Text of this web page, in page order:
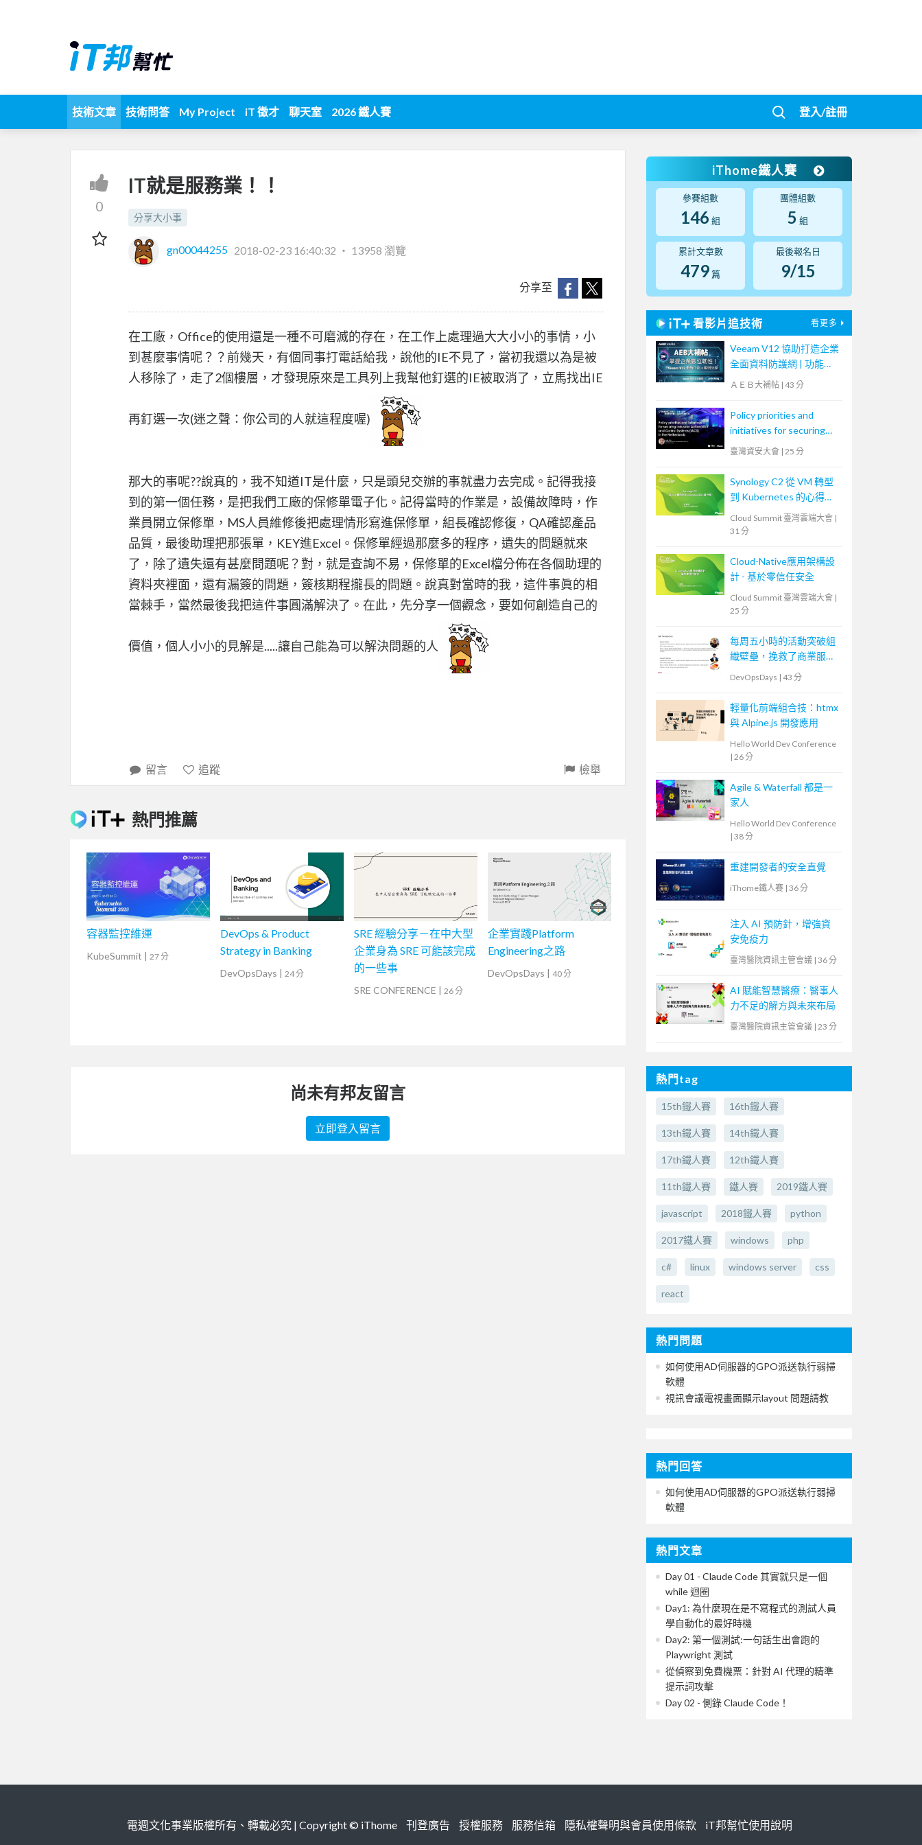
技術文章 技術問答 My Project iT 徵才 聊天室 2026 鐵人賽 登入/註冊
0
IT就是服務業！！
分享大小事
gn00044255 2018-02-23 16:40:32 ‧ 13958 瀏覽
分享至
在工廠，Office的使用還是一種不可磨滅的存在，在工作上處理過大大小小的事情，小
到甚麼事情呢？？前幾天，有個同事打電話給我，說他的IE不見了，當初我還以為是被
人移除了，走了2個樓層，才發現原來是工具列上我幫他釘選的IE被取消了，立馬找出IE
再釘選一次(迷之聲：你公司的人就這程度喔)
那大的事呢??說真的，我不知道IT是什麼，只是頭兒交辦的事就盡力去完成。記得我接
到的第一個任務，是把我們工廠的保修單電子化。記得當時的作業是，設備故障時，作
業員開立保修單，MS人員維修後把處理情形寫進保修單，組長確認修復，QA確認產品
品質，最後助理把那張單，KEY進Excel。保修單經過那麼多的程序，遺失的問題就來
了，除了遺失還有甚麼問題呢？對，就是查詢不易，保修單的Excel檔分佈在各個助理的
資料夾裡面，還有漏簽的問題，簽核期程攏長的問題。說真對當時的我，這件事眞的相
當棘手，當然最後我把這件事圓滿解決了。在此，先分享一個觀念，要如何創造自己的
價值，個人小小的見解是.....讓自己能為可以解決問題的人
留言 追蹤 檢舉
熱門推薦
容器監控維運
KubeSummit | 27 分
DevOps & Product
Strategy in Banking
DevOpsDays | 24 分
SRE 經驗分享－在中大型
企業身為 SRE 可能該完成
的一些事
SRE CONFERENCE | 26 分
企業實踐Platform
Engineering之路
DevOpsDays | 40 分
尚未有邦友留言
立即登入留言
iThome鐵人賽
參賽組數
146 組
團體組數
5 組
累計文章數
479 篇
最後報名日
9/15
看影片追技術 看更多
Veeam V12 協助打造企業
全面資料防護網 | 功能更
新 + 案例分享【宏碁資訊
ＡＥＢ大補帖 | 43 分
Policy priorities and
initiatives for securing
Industrial Automation
Netherlands
臺灣資安大會 | 25 分
Synology C2 從 VM 轉型
到 Kubernetes 的心得分
Cloud Summit 臺灣雲端大會 |
31 分
Cloud-Native應用架構設
計 - 基於零信任安全
Cloud Summit 臺灣雲端大會 |
25 分
每周五小時的活動突破組
織壁壘，挽救了商業服務
DevOpsDays | 43 分
輕量化前端組合技：htmx
與 Alpine.js 開發應用
Hello World Dev Conference
| 26 分
Agile & Waterfall 都是一
家人
Hello World Dev Conference
| 38 分
重建開發者的安全直覺
iThome鐵人賽 | 36 分
注入 AI 預防針，增強資
安免疫力
臺灣醫院資訊主管會議 | 36 分
AI 賦能智慧醫療：醫事人
力不足的解方與未來布局
臺灣醫院資訊主管會議 | 23 分
熱門tag
15th鐵人賽 16th鐵人賽
13th鐵人賽 14th鐵人賽
17th鐵人賽 12th鐵人賽
11th鐵人賽 鐵人賽 2019鐵人賽
javascript 2018鐵人賽 python
2017鐵人賽 windows php
c# linux windows server css
react
熱門問題
如何使用AD伺服器的GPO派送執行弱掃
軟體
視訊會議電視畫面顯示layout 問題請教
熱門回答
如何使用AD伺服器的GPO派送執行弱掃
軟體
熱門文章
Day 01 - Claude Code 其實就只是一個
while 迴圈
Day1: 為什麼現在是不寫程式的測試人員
學自動化的最好時機
Day2: 第一個測試:一句話生出會跑的
Playwright 測試
從偵察到免費機票：針對 AI 代理的精準
提示詞攻擊
Day 02 - 側錄 Claude Code！
電週文化事業版權所有、轉載必究 | Copyright © iThome 刊登廣告 授權服務 服務信箱 隱私權聲明與會員使用條款 iT邦幫忙使用說明